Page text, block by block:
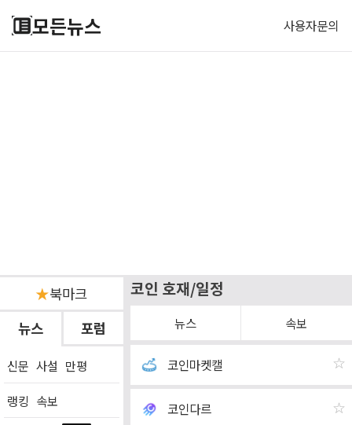
모든뉴스 사용자문의
★북마크
뉴스
포럼
신문 사설 만평
랭킹 속보
코인 호재/일정
뉴스 속보
코인마켓캘 ☆
코인다르 ☆